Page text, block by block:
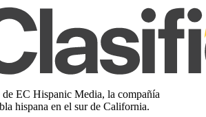
EC Hispanic Media, la compañía
hispana en el sur de California.